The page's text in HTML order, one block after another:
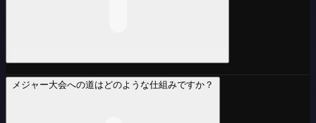
メジャー大会への道はどのような仕組みですか？